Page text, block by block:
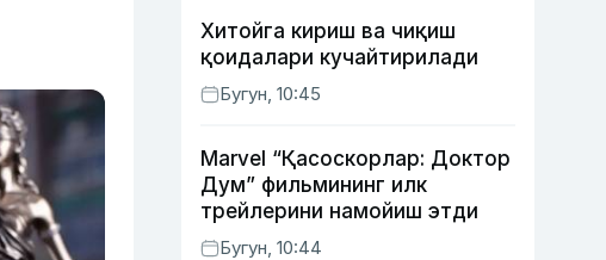
Хитойга кириш ва чиқиш
қоидалари кучайтирилади
Бугун, 10:45
Marvel “Қасоскорлар: Доктор
Дум” фильмининг илк
трейлерини намойиш этди
Бугун, 10:44